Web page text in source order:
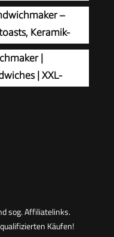
reinigen,
auf, 750
–
Keramik-
Form für
schnelles Erhitzen,
|
| XXL-
Maker mit
sog. Affiliatelinks.
Käufen!